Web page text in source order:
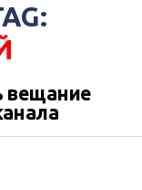
вещание